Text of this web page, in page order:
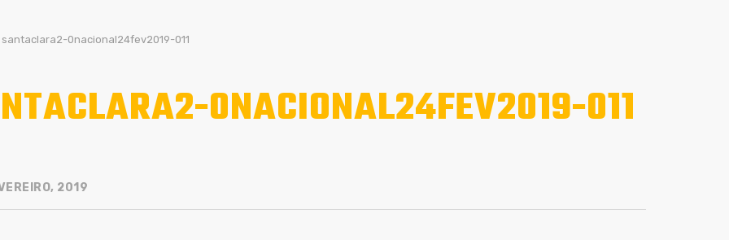
santaclara2-0nacional24fev2019-011
0NACIONAL24FEV2019-011
2019